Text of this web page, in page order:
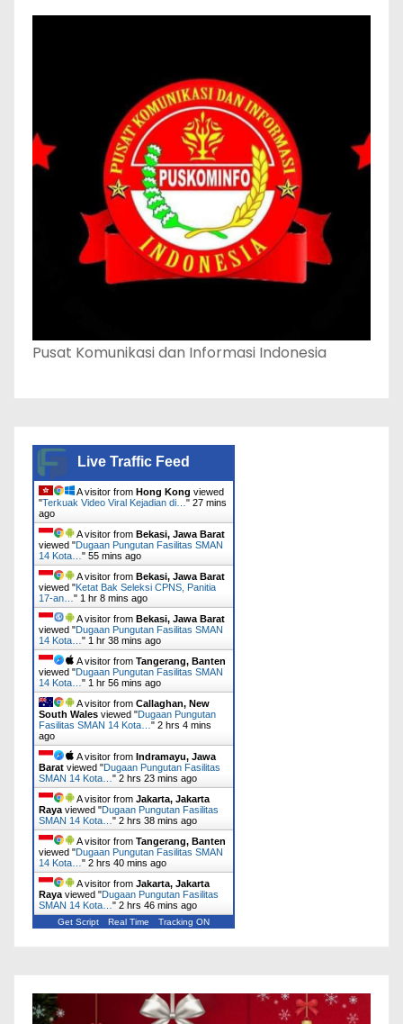
Pusat Komunikasi dan Informasi Indonesia
Live Traffic Feed
A visitor from Hong Kong viewed
"Terkuak Video Viral Kejadian di… " 27 mins
ago
A visitor from Bekasi, Jawa Barat
viewed "Dugaan Pungutan Fasilitas SMAN
14 Kota… " 55 mins ago
A visitor from Bekasi, Jawa Barat
viewed "Ketat Bak Seleksi CPNS, Panitia
17-an… " 1 hr 8 mins ago
A visitor from Bekasi, Jawa Barat
viewed "Dugaan Pungutan Fasilitas SMAN
14 Kota… " 1 hr 38 mins ago
A visitor from Tangerang, Banten
viewed "Dugaan Pungutan Fasilitas SMAN
14 Kota… " 1 hr 56 mins ago
A visitor from Callaghan, New
South Wales viewed "Dugaan Pungutan
Fasilitas SMAN 14 Kota… " 2 hrs 4 mins
ago
A visitor from Indramayu, Jawa
Barat viewed "Dugaan Pungutan Fasilitas
SMAN 14 Kota… " 2 hrs 23 mins ago
A visitor from Jakarta, Jakarta
Raya viewed "Dugaan Pungutan Fasilitas
SMAN 14 Kota… " 2 hrs 38 mins ago
A visitor from Tangerang, Banten
viewed "Dugaan Pungutan Fasilitas SMAN
14 Kota… " 2 hrs 40 mins ago
A visitor from Jakarta, Jakarta
Raya viewed "Dugaan Pungutan Fasilitas
SMAN 14 Kota… " 2 hrs 46 mins ago
Get Script Real Time Tracking ON